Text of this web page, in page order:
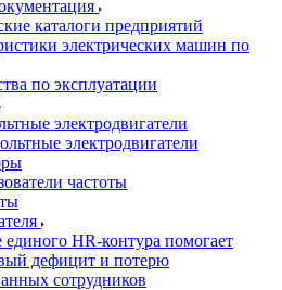
каталоги предприятий
электрических машин по
по эксплуатации
электродвигатели
электродвигатели
частоты
HR-контура помогает
дефицит и потерю
сотрудников